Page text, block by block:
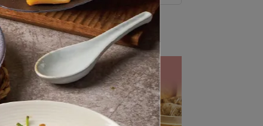
芝芝黑金包(全素6入)
NT$150